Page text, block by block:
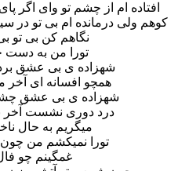
افتاده ام از چشم تو وای اگر
کوهم ولی درمانده ام بی تو
نگاهم کن بی تو
تورا من به دست
شهزاده ی بی عشق
همچو افسانه ای آخر
شهزاده ی بی عشق چشم
درد دوری نشست آخر
میگریم به حال
تورا نمیکشم من چون
غمگینم چو